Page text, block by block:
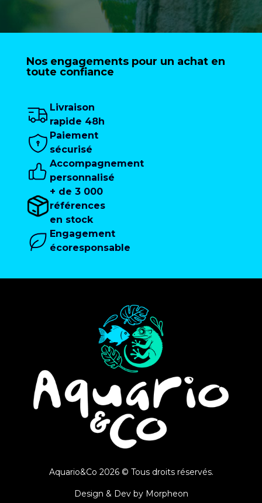
Nos engagements pour un achat en
toute confiance
Livraison
rapide 48h
Paiement
sécurisé
Accompagnement
personnalisé
+ de 3 000
références
en stock
Engagement
écoresponsable
Aquario&Co 2026 © Tous droits réservés.
Design & Dev by Morpheon